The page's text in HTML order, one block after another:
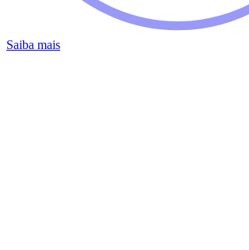
Saiba mais